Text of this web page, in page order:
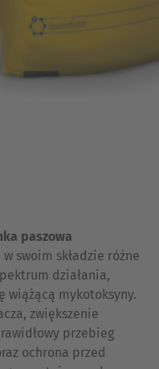
paszowa
w swoim składzie różne
działania,
wiążącą mykotoksyny.
zwiększenie
przebieg
ochrona przed